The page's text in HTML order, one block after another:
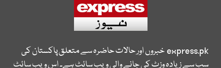
express.pkخبروں اور حالات حاضرہ سے متعلق پاکستان کی
سب سے زیادہ وزٹ کی جانے والی ویب سائٹ ہے۔ اس ویب سائٹ